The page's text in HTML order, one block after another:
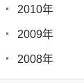
2010年
2009年
2008年